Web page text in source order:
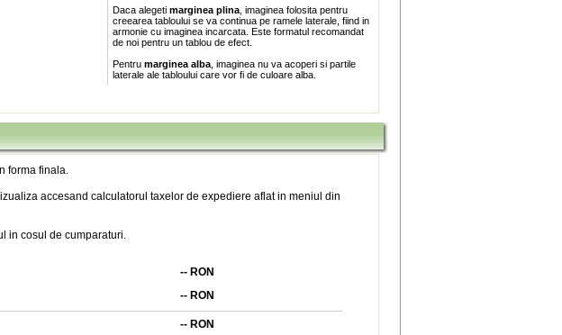
Daca alegeti marginea plina , imaginea folosita pentru
creearea tabloului se va continua pe ramele laterale, fiind in
armonie cu imaginea incarcata. Este formatul recomandat
de noi pentru un tablou de efect.
Pentru marginea alba , imaginea nu va acoperi si partile
laterale ale tabloului care vor fi de culoare alba.
forma finala.
accesand calculatorul taxelor de expediere aflat in meniul din
in cosul de cumparaturi.
-- RON
-- RON
-- RON